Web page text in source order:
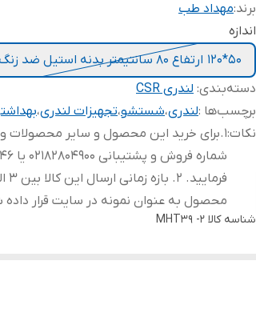
برند:مهداد طب
اندازه
50*120 ارتفاع 80 سانتیمتر بدنه استیل ضد زنگ
دسته‌بندی: لندری CSR
برچسب‌ها :لندری،شستشو،تجهیزات لندری،
نکات: 1.برای خرید این محصول و سایر محصولات و
محصول به عنوان نمونه در سایت قرار
شناسه کالا MHT39 -2